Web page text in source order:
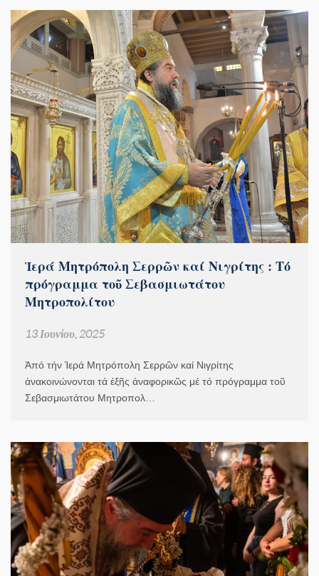
Ἱερά Μητρόπολη Σερρῶν καί Νιγρίτης : Τό
πρόγραμμα τοῦ Σεβασμιωτάτου
Μητροπολίτου
13 Ιουνίου, 2025
Ἀπό τήν Ἱερά Μητρόπολη Σερρῶν καί Νιγρίτης
ἀνακοινώνονται τά ἑξῆς ἀναφορικῶς μέ τό πρόγραμμα τοῦ
Σεβασμιωτάτου Μητροπολ…